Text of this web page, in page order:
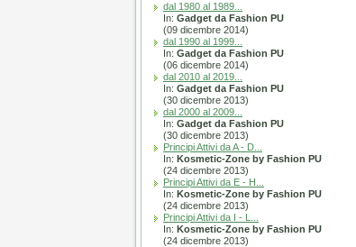
dal 1980 al 1989...
In: Gadget da Fashion PU
(09 dicembre 2014)
dal 1990 al 1999...
In: Gadget da Fashion PU
(06 dicembre 2014)
dal 2010 al 2019...
In: Gadget da Fashion PU
(30 dicembre 2013)
dal 2000 al 2009...
In: Gadget da Fashion PU
(30 dicembre 2013)
Principi Attivi da A - D...
In: Kosmetic-Zone by Fashion PU
(24 dicembre 2013)
Principi Attivi da E - H...
In: Kosmetic-Zone by Fashion PU
(24 dicembre 2013)
Principi Attivi da I - L...
In: Kosmetic-Zone by Fashion PU
(24 dicembre 2013)